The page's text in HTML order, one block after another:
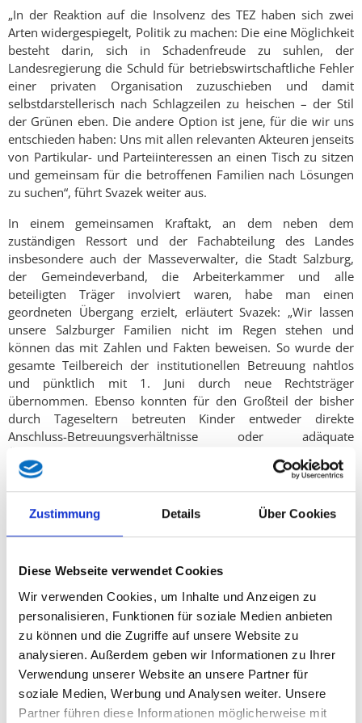
Zustimmung Details Über Cookies
Diese Webseite verwendet Cookies
Wir verwenden Cookies, um Inhalte und Anzeigen zu
personalisieren, Funktionen für soziale Medien anbieten
zu können und die Zugriffe auf unsere Website zu
analysieren. Außerdem geben wir Informationen zu Ihrer
Verwendung unserer Website an unsere Partner für
soziale Medien, Werbung und Analysen weiter. Unsere
Partner führen diese Informationen möglicherweise mit
„In der Reaktion auf die Insolvenz des TEZ haben sich zwei
Arten widergespiegelt, Politik zu machen: Die eine Möglichkeit
besteht darin, sich in Schadenfreude zu suhlen, der
Landesregierung die Schuld für betriebswirtschaftliche Fehler
einer privaten Organisation zuzuschieben und damit
selbstdarstellerisch nach Schlagzeilen zu heischen – der Stil
der Grünen eben. Die andere Option ist jene, für die wir uns
entschieden haben: Uns mit allen relevanten Akteuren jenseits
von Partikular- und Parteiinteressen an einen Tisch zu sitzen
und gemeinsam für die betroffenen Familien nach Lösungen
zu suchen“, führt Svazek weiter aus.
In einem gemeinsamen Kraftakt, an dem neben dem
zuständigen Ressort und der Fachabteilung des Landes
insbesondere auch der Masseverwalter, die Stadt Salzburg,
der Gemeindeverband, die Arbeiterkammer und alle
beteiligten Träger involviert waren, habe man einen
geordneten Übergang erzielt, erläutert Svazek: „Wir lassen
unsere Salzburger Familien nicht im Regen stehen und
können das mit Zahlen und Fakten beweisen. So wurde der
gesamte Teilbereich der institutionellen Betreuung nahtlos
und pünktlich mit 1. Juni durch neue Rechtsträger
übernommen. Ebenso konnten für den Großteil der bisher
durch Tageseltern betreuten Kinder entweder direkte
Anschluss-Betreuungsverhältnisse oder adäquate
„Und auch für jene vereinzelten Konstellationen, die nicht
bereits durch eine der oben genannten Varianten abgedeckt
werden, organisieren wir aktuell passende Alternativen. Aus
diesem Grund beschließen wir heute im Landtag auch eine
temporärer zusätzlicher Gruppenplätze in sämtlichen
Betreuungsformen ermöglicht“, führt Svazek aus. „In diesen
wenigen Fällen stehen das zuständige Ressort und Referat im
Übrigen auch jederzeit bereit, um Familien direkt bei der
individuellen Lösungsfindung zu unterstützen.“
Scharfe Kritik übt die Landeshauptfrau-Stellvertreterin vor
diesem Hintergrund einmal mehr an dem aus ihrer Sicht grob
unverantwortlichen Verhalten der Grünen: „Insbesondere der